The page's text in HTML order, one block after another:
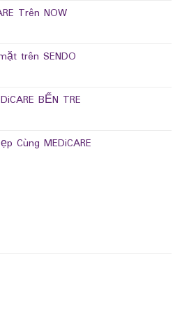
Trên NOW
trên SENDO
BẾN TRE
Cùng MEDiCARE